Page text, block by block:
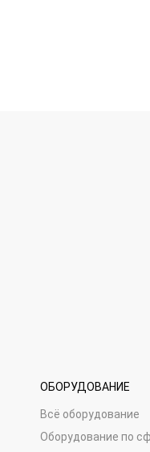
ОБОРУДОВАНИЕ
Всё оборудование
Оборудование по